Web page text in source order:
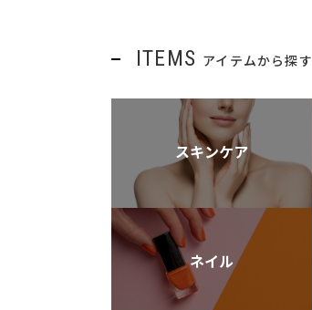
ITEMS アイテムから探す
スキンケア
ネイル